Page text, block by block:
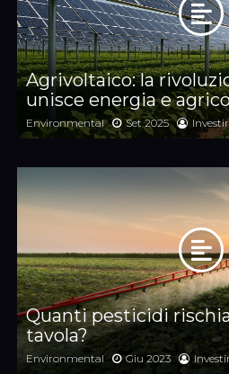
Agrivoltaico: la
unisce energia e
Environmental Set 2025
Quanti pesticidi
tavola?
Environmental Giu 2023